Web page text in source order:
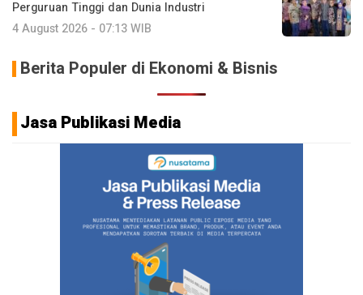
Perguruan Tinggi dan Dunia Industri
4 August 2026 - 07:13 WIB
Berita Populer di Ekonomi & Bisnis
Jasa Publikasi Media